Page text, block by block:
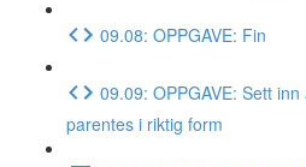
09.08: OPPGAVE: Fin
09.09: OPPGAVE: Sett
parentes i riktig form